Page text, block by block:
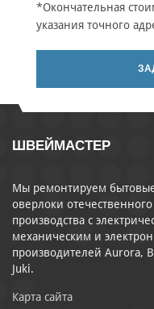
*Окончательная
указания точного
ШВЕЙМАСТЕР
Мы ремонтируем
оверлоки
производства с
механическим и
производителей Aurora,
Juki.
Карта сайта